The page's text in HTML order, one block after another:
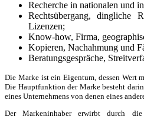
Recherche in nationalen und
Rechtsübergang, dingliche
Lizenzen;
Know-how, Firma,
Kopieren, Nachahmung und
Beratungsgespräche,
Die Marke ist ein Eigentum, dessen Wert
Die Hauptfunktion der Marke besteht
eines Unternehmens von denen eines
Der Markeninhaber erwirbt durch